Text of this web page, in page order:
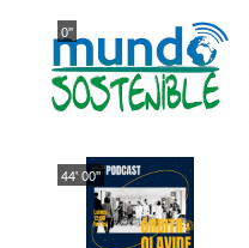
0''
44' 00''